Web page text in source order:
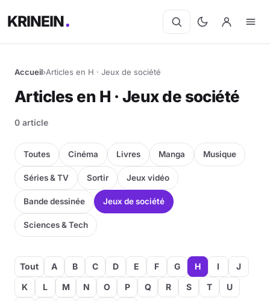
KRINEIN
Accueil›Articles en H · Jeux de société
Articles en H · Jeux de société
0 article
Toutes Cinéma Livres Manga Musique
Séries & TV Sortir Jeux vidéo
Bande dessinée Jeux de société
Sciences & Tech
Tout A B C D E F G H I
J
K
L M N O P Q R S T
U